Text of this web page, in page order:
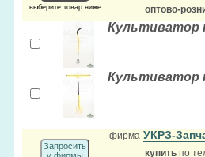
выберите товар ниже
оптово-
Культиватор
Культиватор
Запросить
фирма УКРЗ-
купить по